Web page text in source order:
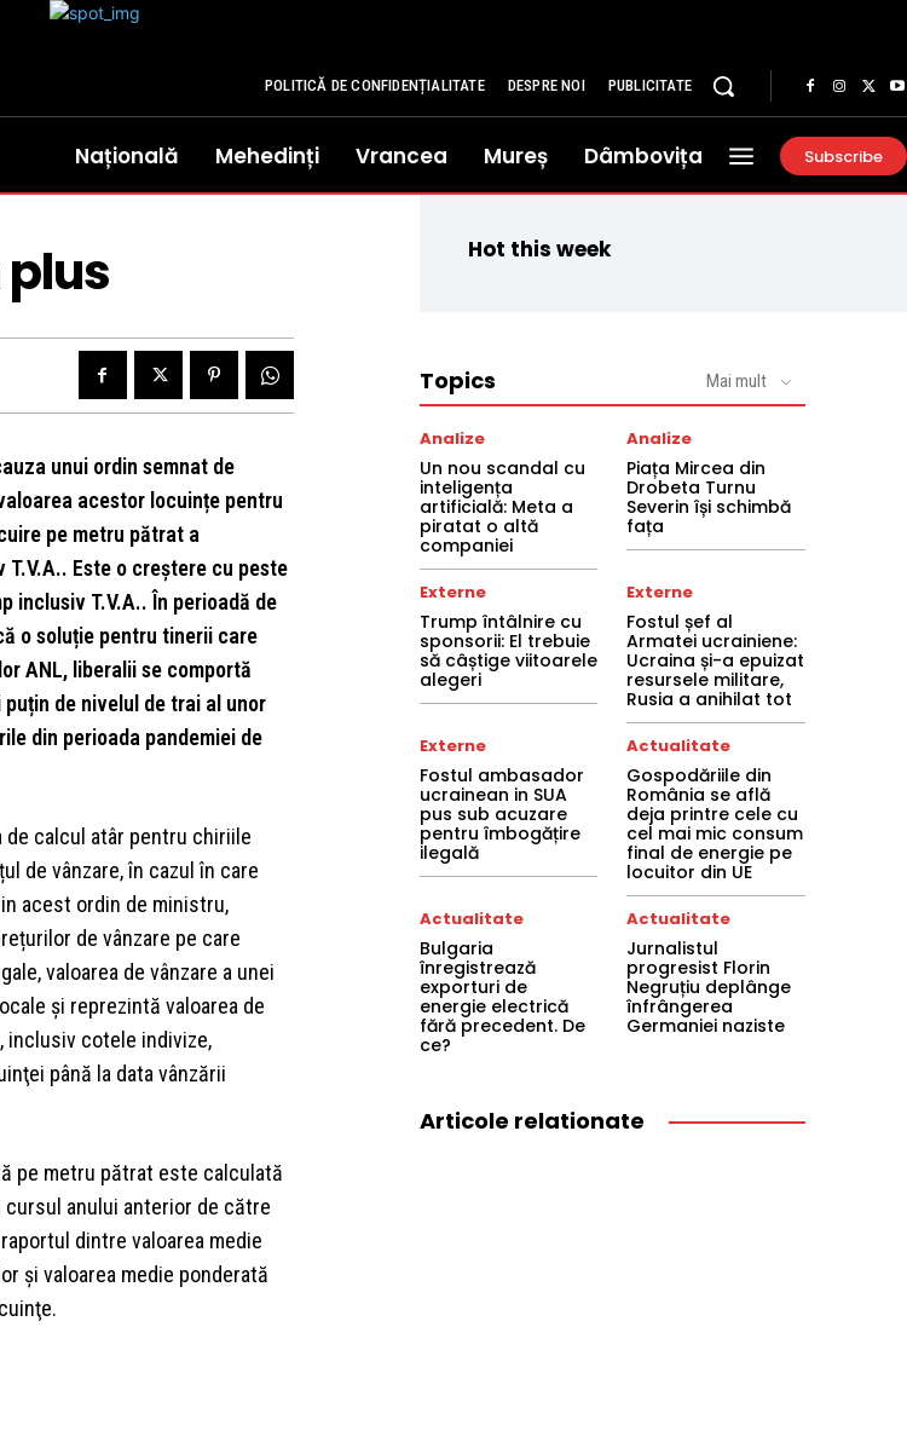
POLITICĂ DE CONFIDENȚIALITATE DESPRE NOI PUBLICITATE
Națională Mehedinți Vrancea Mureș Dâmbovița Subscribe
plus
unui ordin semnat de
acestor locuințe pentru
pe metru pătrat a
Este o creștere cu peste
inclusiv T.V.A.. În perioadă de
o soluție pentru tinerii care
ANL, liberalii se comportă
de nivelul de trai al unor
din perioada pandemiei de
de calcul atâr pentru chiriile
de vânzare, în cazul în care
acest ordin de ministru,
de vânzare pe care
valoarea de vânzare a unei
şi reprezintă valoarea de
cotele indivize,
până la data vânzării
pe metru pătrat este calculată
anului anterior de către
dintre valoarea medie
şi valoarea medie ponderată
Hot this week
Topics Mai mult
Analize
Un nou scandal cu
inteligența
artificială: Meta a
piratat o altă
companiei
Analize
Piața Mircea din
Drobeta Turnu
Severin își schimbă
fața
Externe
Trump întâlnire cu
sponsorii: El trebuie
să câștige viitoarele
alegeri
Externe
Fostul șef al
Armatei ucrainiene:
Ucraina și-a epuizat
resursele militare,
Rusia a anihilat tot
Externe
Fostul ambasador
ucrainean in SUA
pus sub acuzare
pentru îmbogățire
ilegală
Actualitate
Gospodăriile din
România se află
deja printre cele cu
cel mai mic consum
final de energie pe
locuitor din UE
Actualitate
Bulgaria
înregistrează
exporturi de
energie electrică
fără precedent. De
ce?
Actualitate
Jurnalistul
progresist Florin
Negruțiu deplânge
înfrângerea
Germaniei naziste
Articole relationate